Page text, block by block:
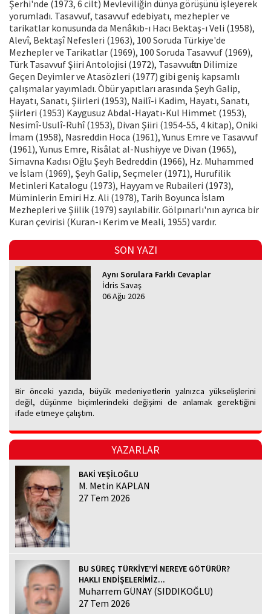
Şerhi'nde (1973, 6 cilt) Mevleviliğin dünya görüşünü işleyerek
yorumladı. Tasavvuf, tasavvuf edebiyatı, mezhepler ve
tarikatlar konusunda da Menâkıb-ı Hacı Bektaş-ı Veli (1958),
Alevî, Bektaşî Nefesleri (1963), 100 Soruda Türkiye'de
Mezhepler ve Tarikatlar (1969), 100 Soruda Tasavvuf (1969),
Türk Tasavvuf Şiiri Antolojisi (1972), Tasavvuftan Dilimize
Geçen Deyimler ve Atasözleri (1977) gibi geniş kapsamlı
çalışmalar yayımladı. Öbür yapıtları arasında Şeyh Galip,
Hayatı, Sanatı, Şiirleri (1953), Nailî-i Kadim, Hayatı, Sanatı,
Şiirleri (1953) Kaygusuz Abdal-Hayatı-Kul Himmet (1953),
Nesimî-Usulî-Ruhî (1953), Divan Şiiri (1954-55, 4 kitap), Oniki
İmam (1958), Nasreddin Hoca (1961), Yunus Emre ve Tasavvuf
(1961), Yunus Emre, Risâlat al-Nushiyye ve Divan (1965),
Simavna Kadısı Oğlu Şeyh Bedreddin (1966), Hz. Muhammed
ve İslam (1969), Şeyh Galip, Seçmeler (1971), Hurufilik
Metinleri Katalogu (1973), Hayyam ve Rubaileri (1973),
Müminlerin Emiri Hz. Ali (1978), Tarih Boyunca İslam
Mezhepleri ve Şiilik (1979) sayılabilir. Gölpınarlı'nın ayrıca bir
Kuran çevirisi (Kuran-ı Kerim ve Meali, 1955) vardır.
SON YAZI
Aynı Sorulara Farklı Cevaplar
İdris Savaş
06 Ağu 2026
Bir önceki yazıda, büyük medeniyetlerin yalnızca yükselişlerini
değil, düşünme biçimlerindeki değişimi de anlamak gerektiğini
ifade etmeye çalıştım.
YAZARLAR
BAKİ YEŞİLOĞLU
M. Metin KAPLAN
27 Tem 2026
BU SÜREÇ TÜRKİYE’Yİ NEREYE GÖTÜRÜR?
HAKLI ENDİŞELERİMİZ...
Muharrem GÜNAY (SIDDIKOĞLU)
27 Tem 2026